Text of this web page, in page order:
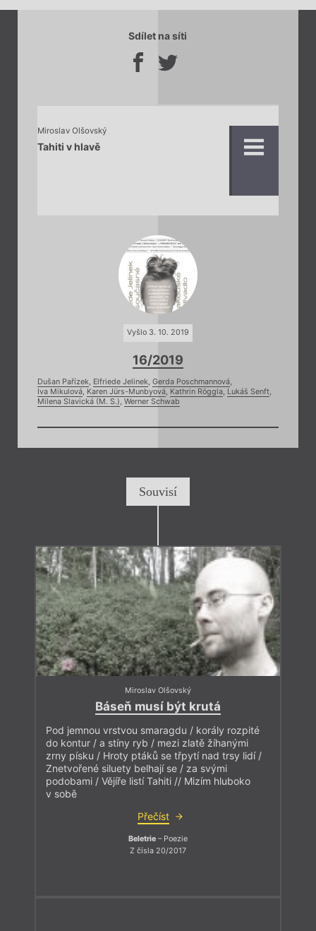
Sdílet na síti
Miroslav Olšovský
Tahiti v hlavě
Vyšlo 3. 10. 2019
16/2019
Dušan Pařízek, Elfriede Jelinek, Gerda Poschmannová,
Iva Mikulová, Karen Jürs-Munbyová, Kathrin Röggla, Lukáš Senft,
Milena Slavická (M. S.), Werner Schwab
Souvisí
Miroslav Olšovský
Báseň musí být krutá
Pod jemnou vrstvou smaragdu / korály rozpité
do kontur / a stíny ryb / mezi zlatě žíhanými
zrny písku / Hroty ptáků se třpytí nad trsy lidí /
Znetvořené siluety belhají se / za svými
podobami / Vějíře listí Tahiti // Mizím hluboko
v sobě
Přečíst
Beletrie – Poezie
Z čísla 20/2017